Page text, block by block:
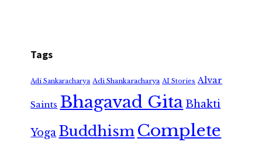
Tags
Adi Sankaracharya Adi Shankaracharya AI Stories Alvar
Saints Bhagavad GitaBhakti
Yoga Buddhism Complete